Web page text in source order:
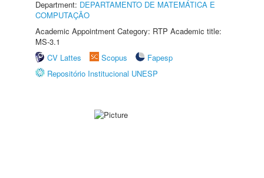
Department: DEPARTAMENTO DE MATEMÁTICA E
COMPUTAÇÃO
Academic Appointment Category: RTP Academic title:
MS-3.1
CV Lattes
Scopus
Fapesp
Repositório Institucional UNESP